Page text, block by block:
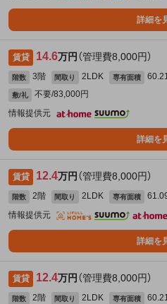
詳細を
賃貸 14.6万円 （管理費8,000円）
階数 3階 間取り 2LDK 専有面積
敷/礼
不要/83,000円
情報提供元
詳細を
賃貸 12.4万円 （管理費8,000円）
階数 2階 間取り 2LDK 専有面積
情報提供元
詳細を
賃貸 12.4万円 （管理費8,000円）
階数 2階 間取り 2LDK 専有面積